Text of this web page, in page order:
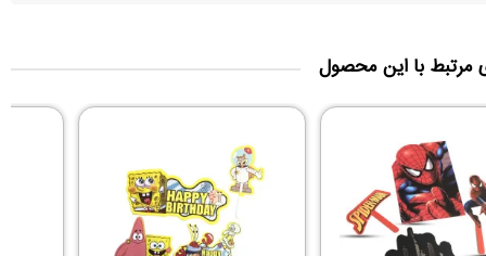
مرتبط با این محصول